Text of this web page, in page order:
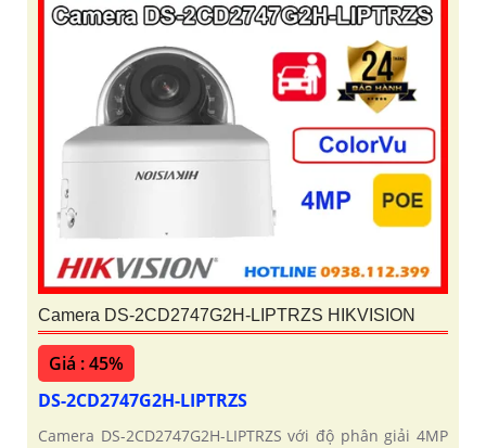
Camera DS-2CD2747G2H-LIPTRZS HIKVISION
Giá : 45%
DS-2CD2747G2H-LIPTRZS
Camera DS-2CD2747G2H-LIPTRZS với độ phân giải 4MP